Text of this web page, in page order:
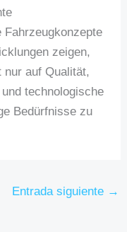
Fahrzeugkonzepte
zeigen,
nur auf Qualität,
technologische
Bedürfnisse zu
Entrada siguiente →